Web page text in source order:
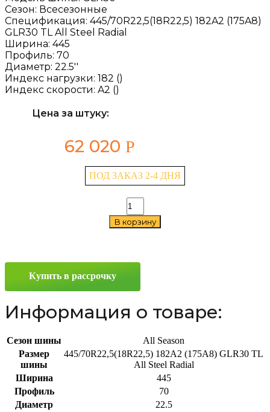
Сезон: Всесезонные
Спецификация: 445/70R22,5(18R22,5) 182A2 (175A8)
GLR30 TL All Steel Radial
Ширина: 445
Профиль: 70
Диаметр: 22.5''
Индекс нагрузки: 182 ()
Индекс скорости: A2 ()
Цена за штуку:
62 020 Р
ПОД ЗАКАЗ 2-4 ДНЯ
Количество
товара
Advance
182A2
В корзину
Купить в рассрочку
Информация о товаре:
Сезон шины
All Season
Размер
шины
445/70R22,5(18R22,5) 182A2 (175A8) GLR30 TL
All Steel Radial
Ширина
445
Профиль
70
Диаметр
22.5